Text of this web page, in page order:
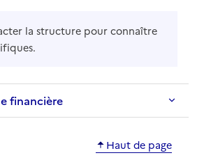
la structure pour connaître
financière
Haut de page